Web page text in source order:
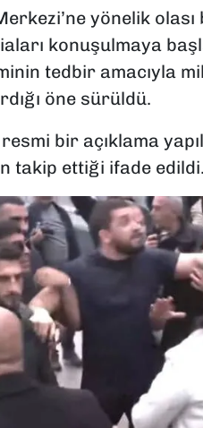
yönelik
konuşulmaya
tedbir amacıyla
öne sürüldü.
bir açıklama
takip ettiği ifade edildi.